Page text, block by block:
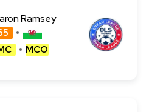
Ramsey
MCO